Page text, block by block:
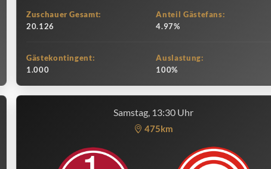
Zuschauer Gesamt:
20.126
Anteil Gästefans:
4.97%
Gästekontingent:
1.000
Auslastung:
100%
Samstag, 13:30 Uhr
475km